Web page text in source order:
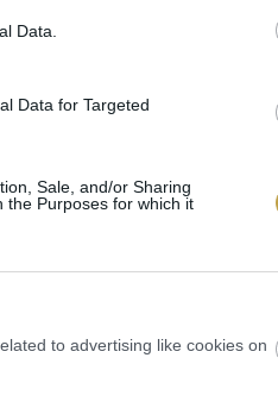
Data.
Data for Targeted
Sale, and/or Sharing
the Purposes for which it
to advertising like cookies on